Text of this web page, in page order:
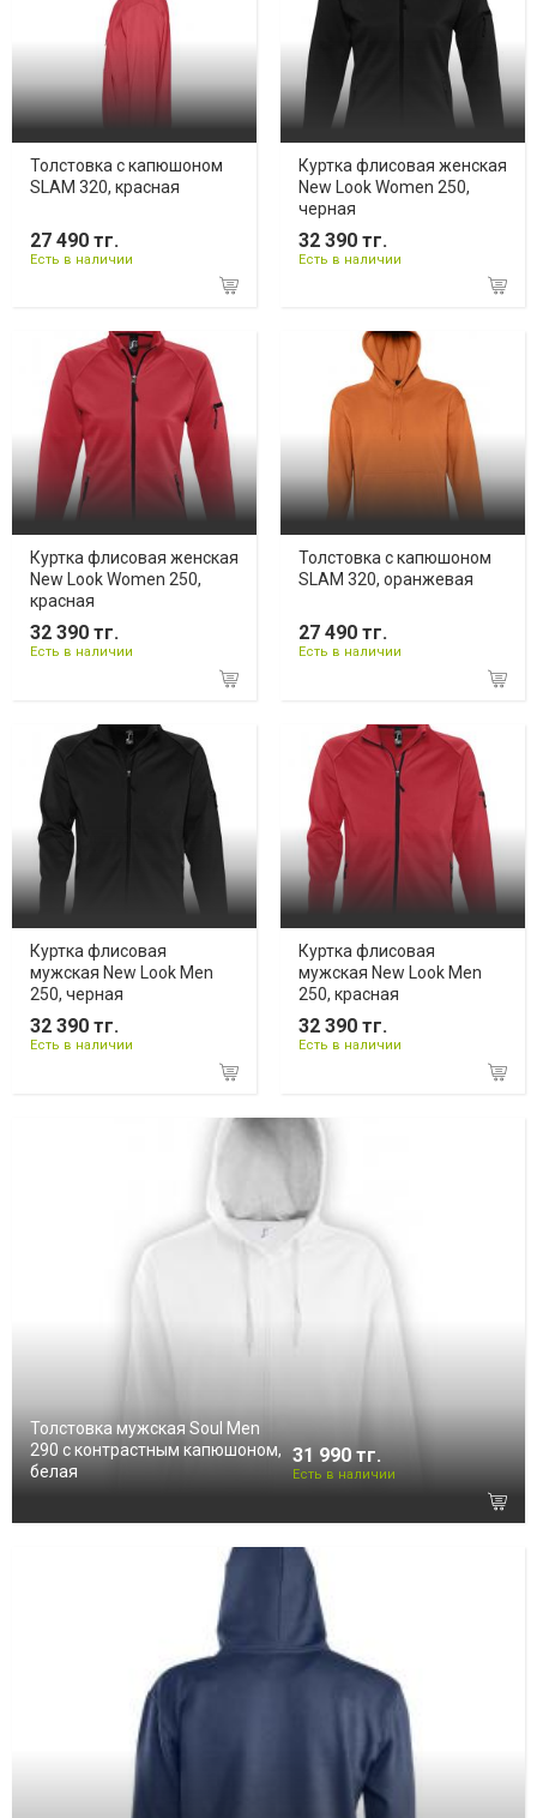
Толстовка с капюшоном
SLAM 320, красная
27 490 тг.
Есть в наличии
Куртка флисовая женская
New Look Women 250,
черная
32 390 тг.
Есть в наличии
Куртка флисовая женская
New Look Women 250,
красная
32 390 тг.
Есть в наличии
Толстовка с капюшоном
SLAM 320, оранжевая
27 490 тг.
Есть в наличии
Куртка флисовая
мужская New Look Men
250, черная
32 390 тг.
Есть в наличии
Куртка флисовая
мужская New Look Men
250, красная
32 390 тг.
Есть в наличии
Толстовка мужская Soul Men
290 с контрастным капюшоном,
белая
31 990 тг.
Есть в наличии